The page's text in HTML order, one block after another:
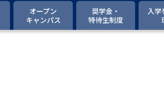
大学パンフ
学部・学科パンフ
総合型選抜・学校推薦型選抜 募集要項
オープン
キャンパス
奨学金・
特待生制度
入学